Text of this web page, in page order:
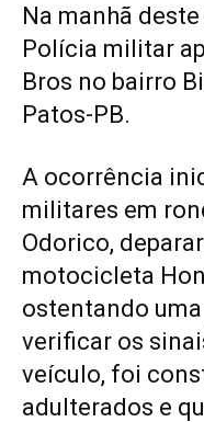
Na manhã
Polícia militar
Bros no bairro
Patos-PB.
A ocorrência
militares em
Odorico,
motocicleta
ostentando
verificar os
veículo, foi
adulterados e